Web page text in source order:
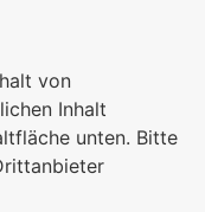
von
Inhalt
unten. Bitte